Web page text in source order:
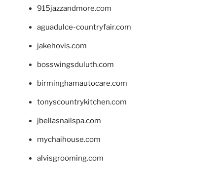
915jazzandmore.com
aguadulce-countryfair.com
jakehovis.com
bosswingsduluth.com
birminghamautocare.com
tonyscountrykitchen.com
jbellasnailspa.com
mychaihouse.com
alvisgrooming.com